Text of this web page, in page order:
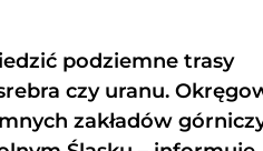
podziemne trasy
czy uranu.
zakładów